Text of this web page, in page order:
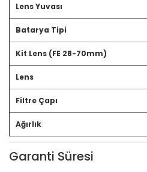
Lens Yuvası
Batarya Tipi
Kit Lens (FE 28-70mm)
Lens
Filtre Çapı
Ağırlık
Garanti Süresi